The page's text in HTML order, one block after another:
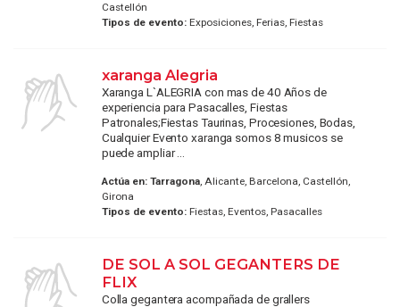
Castellón
Tipos de evento:Exposiciones, Ferias, Fiestas
xaranga Alegria
Xaranga L`ALEGRIA con mas de 40 Años de
experiencia para Pasacalles, Fiestas
Patronales;Fiestas Taurinas, Procesiones, Bodas,
Cualquier Evento xaranga somos 8 musicos se
puede ampliar ...
Actúa en: Tarragona, Alicante, Barcelona, Castellón,
Girona
Tipos de evento:Fiestas, Eventos, Pasacalles
DE SOL A SOL GEGANTERS DE
FLIX
Colla gegantera acompañada de grallers